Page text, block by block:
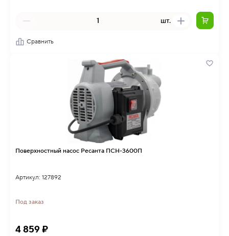
шт.
Сравнить
Поверхностный насос Ресанта ПСН-3600П
Артикул: 127892
Под заказ
4 859 ₽